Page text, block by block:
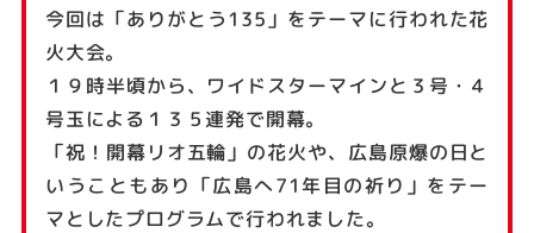
今回は「ありがとう135」をテーマに行われた花
火大会。
１９時半頃から、ワイドスターマインと３号・４
号玉による１３５連発で開幕。
「祝！開幕リオ五輪」の花火や、広島原爆の日と
いうこともあり「広島へ71年目の祈り」をテー
マとしたプログラムで行われました。